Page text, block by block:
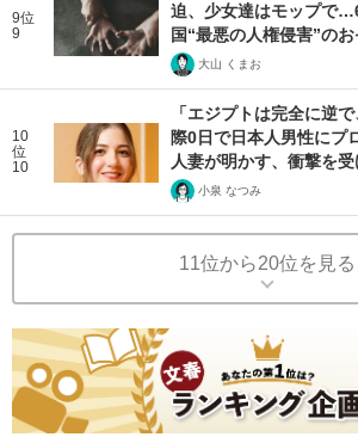
9位
9
迫、少女達はモップで
国“最悪の人権侵害”の
大山 くまお
10
位
10
「エジプトは完全に逆
際0日で日本人男性にプ
人妻が明かす、衝撃を
小泉 なつみ
11位から20位を見る